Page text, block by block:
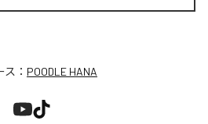
： POODLE HANA